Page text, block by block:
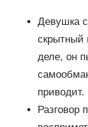
Девушка
скрытный
деле, он
приводит.
Разговор